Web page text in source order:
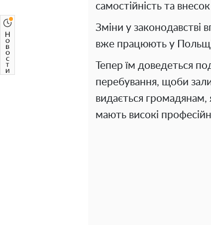
самостійність та
Зміни у законодавстві
вже працюють у
Тепер їм доведеться
перебування, щоби
видається громадянам,
мають високі